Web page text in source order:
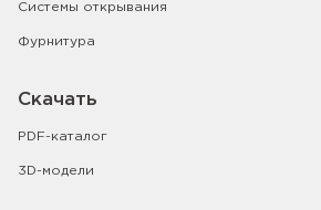
Системы открывания
Фурнитура
Скачать
PDF-каталог
3D-модели